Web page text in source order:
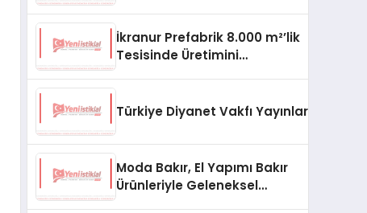
İkranur Prefabrik 8.000 m²’lik
Tesisinde Üretimini
Türkiye Diyanet Vakfı Yayınları, Yeni
Moda Bakır, El Yapımı Bakır
Ürünleriyle Geleneksel